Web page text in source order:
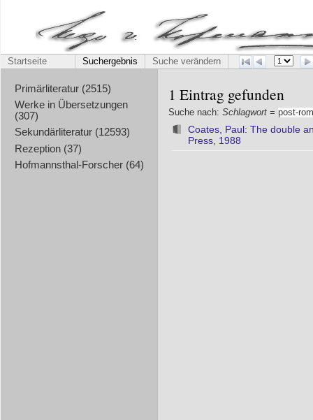
Startseite Suchergebnis Suche verändern
Primärliteratur (2515)
Werke in Übersetzungen
(307)
Sekundärliteratur (12593)
Rezeption (37)
Hofmannsthal-Forscher (64)
1 Eintrag gefunden
Suche nach: Schlagwort = post-
Coates, Paul: The double
Press, 1988